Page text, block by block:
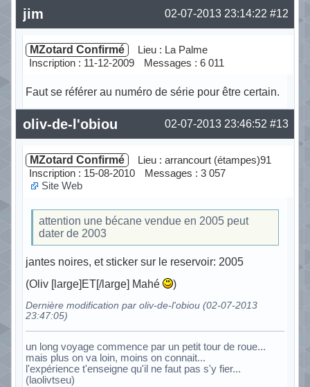
Hors ligne #12
02-07-2013 23:14:22
jim
MZotard Confirmé
Lieu : La Palme
Inscription : 11-12-2009
Messages : 6 011
Faut se référer au numéro de série pour être certain.
Hors ligne #13
02-07-2013 23:46:52
oliv-de-l'obiou
MZotard Confirmé
Lieu : arrancourt (étampes)91
Inscription : 15-08-2010
Messages : 3 057
Site Web
attention une bécane vendue en 2005 peut
dater de 2003
jantes noires, et sticker sur le reservoir: 2005
(Oliv [large]ET[/large] Mahé
)
Dernière modification par oliv-de-l'obiou (02-07-2013
23:47:05)
un long voyage commence par un petit tour de roue...
mais plus on va loin, moins on connait...
l'expérience t'enseigne qu'il ne faut pas s'y fier...
(laolivtseu)